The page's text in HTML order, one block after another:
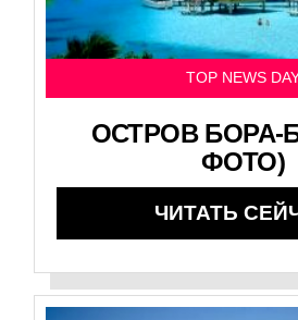
TOP NEWS
ОСТРОВ БОРА-
ФОТО)
ЧИТАТЬ